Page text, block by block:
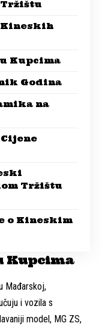
Tržištu
Kupcima
Godina
na
Tržištu
o Kineskim
Kupcima
Mađarskoj,
i vozila s
model, MG ZS,